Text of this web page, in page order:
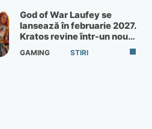
God of War Laufey se
lansează în februarie 2027.
Kratos revine într-un nou
God of War
GAMING STIRI